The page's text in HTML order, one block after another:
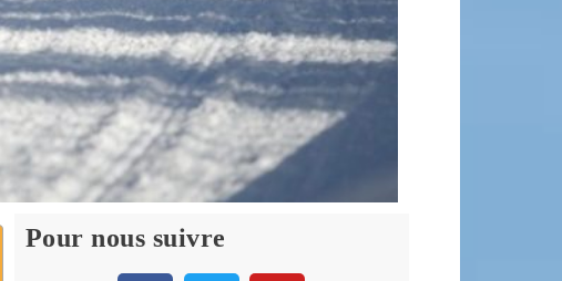
Pour nous suivre